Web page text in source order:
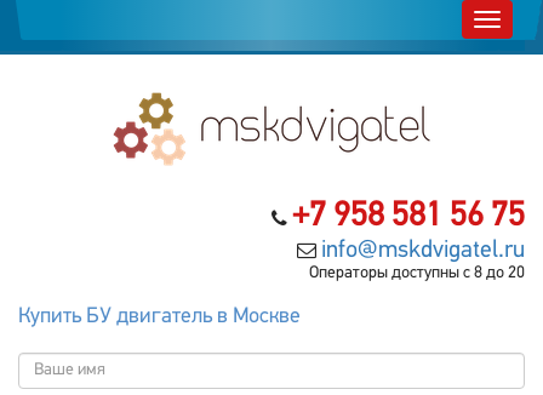
+7 958 581 56 75
info@mskdvigatel.ru
Операторы доступны с 8 до 20
Купить БУ двигатель в Москве